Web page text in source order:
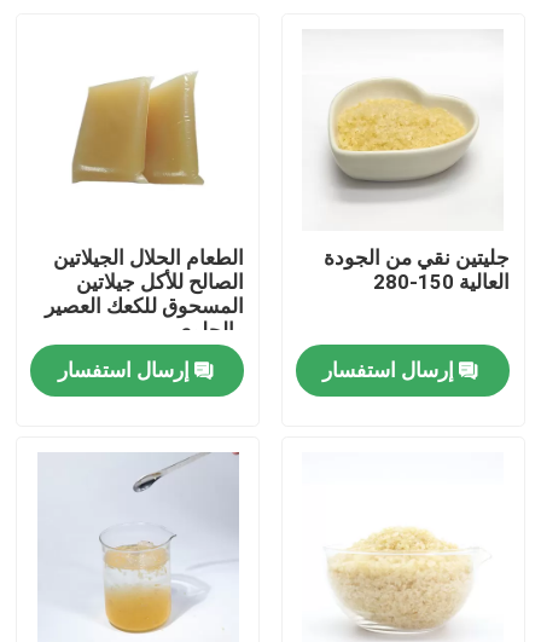
حولنا
جليتين نقي من الجودة
العالية 150-280
إرسال استفسار
الطعام الحلال الجيلاتين
الصالح للأكل جيلاتين
المسحوق للكعك العصير
والحلوى
إرسال استفسار